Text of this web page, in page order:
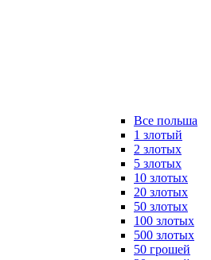
Все польша
1 злотый
2 злотых
5 злотых
10 злотых
20 злотых
50 злотых
100 злотых
500 злотых
50 грошей